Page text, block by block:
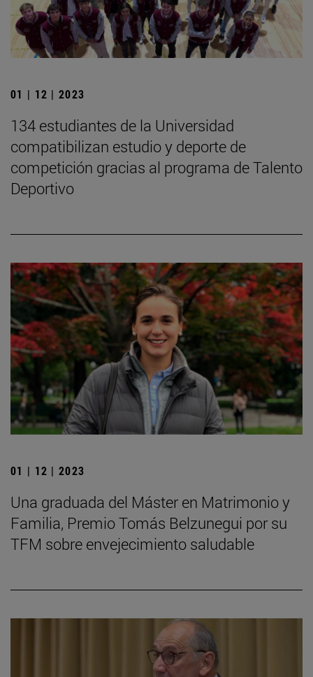
01 | 12 | 2023
134 estudiantes de la Universidad
compatibilizan estudio y deporte de
competición gracias al programa de Talento
Deportivo
01 | 12 | 2023
Una graduada del Máster en Matrimonio y
Familia, Premio Tomás Belzunegui por su
TFM sobre envejecimiento saludable